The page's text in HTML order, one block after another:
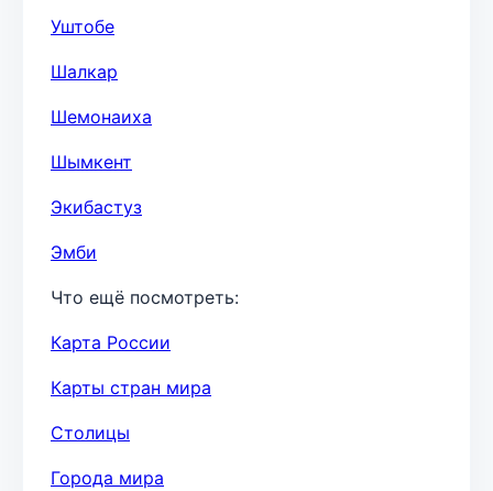
Уштобе
Шалкар
Шемонаиха
Шымкент
Экибастуз
Эмби
Что ещё посмотреть:
Карта России
Карты стран мира
Столицы
Города мира